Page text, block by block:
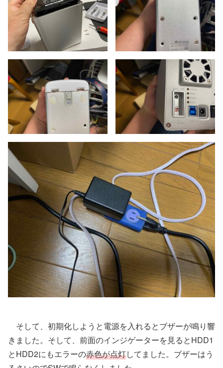
そして、初期化しようと電源を入れるとブザーが鳴り響
きました。そして、前面のインジゲーターを見るとHDD1
とHDD2にもエラーの赤色が点灯してました。ブザーはう